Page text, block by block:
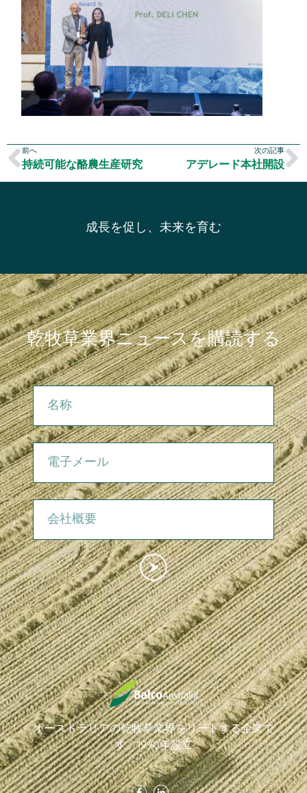
前へ
持続可能な酪農生産研究
次の記事
アデレード本社開設
成長を促し、未来を育む
乾牧草業界ニュースを購読する
名称
電子メール
会社概要
オーストラリアの乾牧草業界をリードする企業で
す。1990年設立